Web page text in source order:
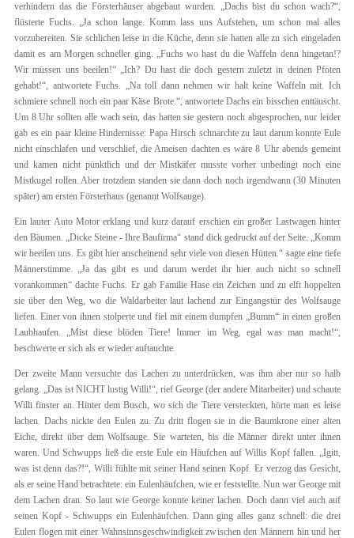
verhindern das die Försterhäuser abgebaut wurden. „Dachs bist du schon wach?“,
flüsterte Fuchs. „Ja schon lange. Komm lass uns Aufstehen, um schon mal alles
vorzubereiten. Sie schlichen leise in die Küche, denn sie hatten alle zu sich eingeladen
damit es am Morgen schneller ging. „Fuchs wo hast du die Waffeln denn hingetan!?
Wir müssen uns beeilen!“ „Ich? Du hast die doch gestern zuletzt in deinen Pfoten
gehabt!“, antwortete Fuchs. „Na toll dann nehmen wir halt keine Waffeln mit. Ich
schmiere schnell noch ein paar Käse Brote.“, antwortete Dachs ein bisschen enttäuscht.
Um 8 Uhr sollten alle wach sein, das hatten sie gestern noch abgesprochen, nur leider
gab es ein paar kleine Hindernisse: Papa Hirsch schnarchte zu laut darum konnte Eule
nicht einschlafen und verschlief, die Ameisen dachten es wäre 8 Uhr abends gemeint
und kamen nicht pünktlich und der Mistkäfer musste vorher unbedingt noch eine
Mistkugel rollen. Aber trotzdem standen sie dann doch noch irgendwann (30 Minuten
später) am ersten Försterhaus (genannt Wolfsauge).
Ein lauter Auto Motor erklang und kurz darauf erschien ein großer Lastwagen hinter
den Bäumen. „Dicke Steine - Ihre Baufirma“ stand dick gedruckt auf der Seite. „Komm
wir beeilen uns. Es gibt hier anscheinend sehr viele von diesen Hütten.“ sagte eine tiefe
Männerstimme. „Ja das gibt es und darum werdet ihr hier auch nicht so schnell
vorankommen“ dachte Fuchs. Er gab Familie Hase ein Zeichen und zu elft hoppelten
sie über den Weg, wo die Waldarbeiter laut lachend zur Eingangstür des Wolfsauge
liefen. Einer von ihnen stolperte und fiel mit einem dumpfen „Bumm“ in einen großen
Laubhaufen. „Mist diese blöden Tiere! Immer im Weg, egal was man macht!“,
beschwerte er sich als er wieder auftauchte.
Der zweite Mann versuchte das Lachen zu unterdrücken, was ihm aber nur so halb
gelang. „Das ist NICHT lustig Willi!“, rief George (der andere Mitarbeiter) und schaute
Willi finster an. Hinter dem Busch, wo sich die Tiere versteckten, hörte man es leise
lachen. Dachs nickte den Eulen zu. Zu dritt flogen sie in die Baumkrone einer alten
Eiche, direkt über dem Wolfsauge. Sie warteten, bis die Männer direkt unter ihnen
waren. Und Schwupps ließ die erste Eule ein Häufchen auf Willis Kopf fallen. „Igitt,
was ist denn das?!“, Willi fühlte mit seiner Hand seinen Kopf. Er verzog das Gesicht,
als er seine Hand betrachtete: ein Eulenhäufchen, wie er feststellte. Nun war George mit
dem Lachen dran. So laut wie George konnte keiner lachen. Doch dann viel auch auf
seinen Kopf - Schwupps ein Eulenhäufchen. Dann ging alles ganz schnell: die drei
Eulen flogen mit einer Wahnsinnsgeschwindigkeit zwischen den Männern hin und her